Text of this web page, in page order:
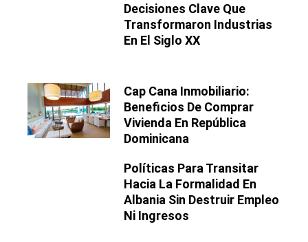
Decisiones Clave Que
Transformaron Industrias
En El Siglo XX
Cap Cana Inmobiliario:
Beneficios De Comprar
Vivienda En República
Dominicana
Políticas Para Transitar
Hacia La Formalidad En
Albania Sin Destruir Empleo
Ni Ingresos